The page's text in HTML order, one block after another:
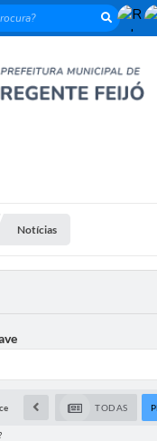
Notícias
TODAS